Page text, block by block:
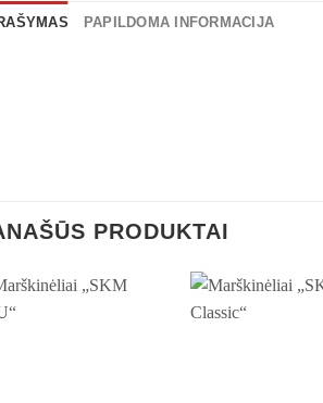
PAPILDOMA INFORMACIJA
PRODUKTAI